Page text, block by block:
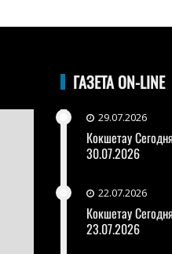
ГАЗЕТА ON-LINE
29.07.2026
Кокшетау
30.07.2026
22.07.2026
Кокшетау
23.07.2026